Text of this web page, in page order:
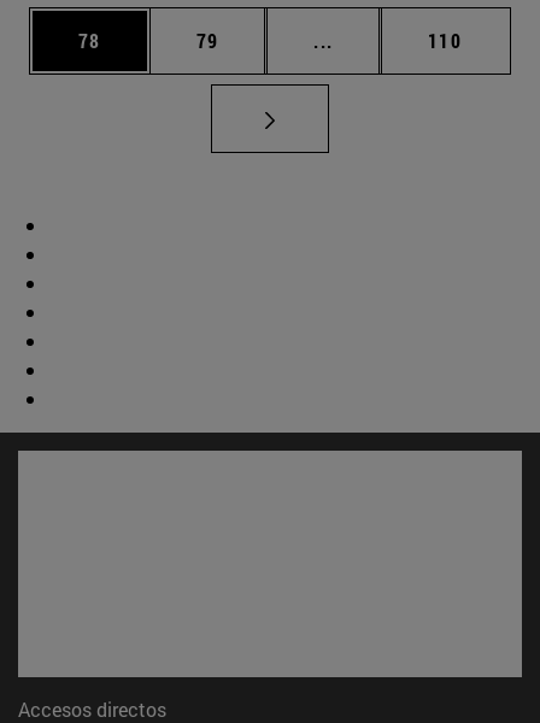
Página
78 Página
79 ... Páginas intermedias
Página
110
Accesos directos